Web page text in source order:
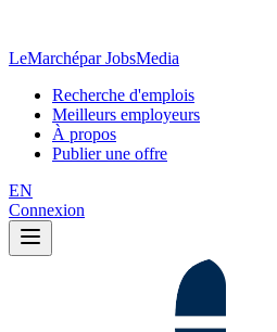
LeMarchépar JobsMedia
Recherche d'emplois
Meilleurs employeurs
À propos
Publier une offre
EN
Connexion